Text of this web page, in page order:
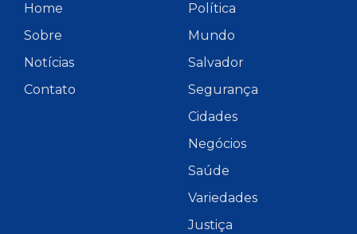
Home
Sobre
Notícias
Contato
Política
Mundo
Salvador
Segurança
Cidades
Negócios
Saúde
Variedades
Justiça